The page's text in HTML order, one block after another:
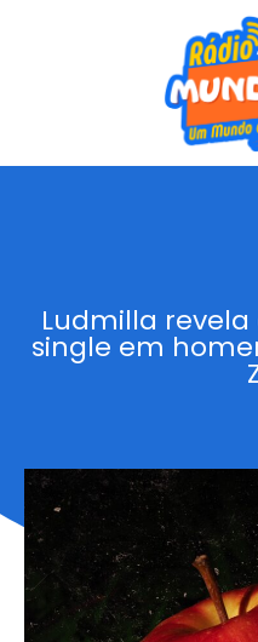
Ludmilla revela
single em